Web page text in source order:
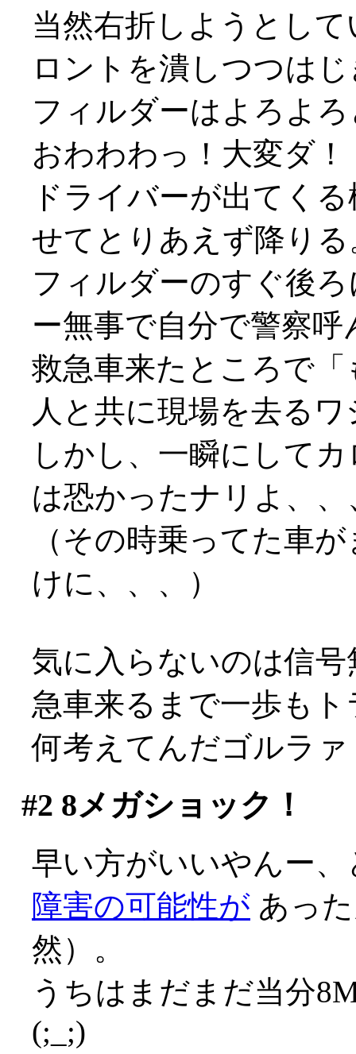
当然右折しようとし
ロントを潰しつつは
フィルダーはよろよ
おわわわっ！大変ダ！
ドライバーが出てく
せてとりあえず降りる
フィルダーのすぐ後
ー無事で自分で警察
救急車来たところで
人と共に現場を去るワ
しかし、一瞬にして
は恐かったナリよ、、
（その時乗ってた車
けに、、、）
気に入らないのは信
急車来るまで一歩も
何考えてんだゴルラァ
#2 8メガショック！
早い方がいいやんー
障害の可能性が あっ
然）。
うちはまだまだ当分
(;_;)